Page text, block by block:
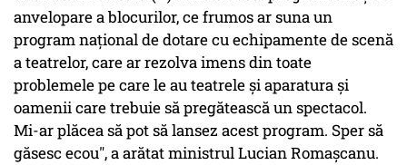
anvelopare a blocurilor, ce frumos ar suna un
program naţional de dotare cu echipamente de scenă
a teatrelor, care ar rezolva imens din toate
problemele pe care le au teatrele şi aparatura şi
oamenii care trebuie să pregătească un spectacol.
Mi-ar plăcea să pot să lansez acest program. Sper să
găsesc ecou", a arătat ministrul Lucian Romaşcanu.